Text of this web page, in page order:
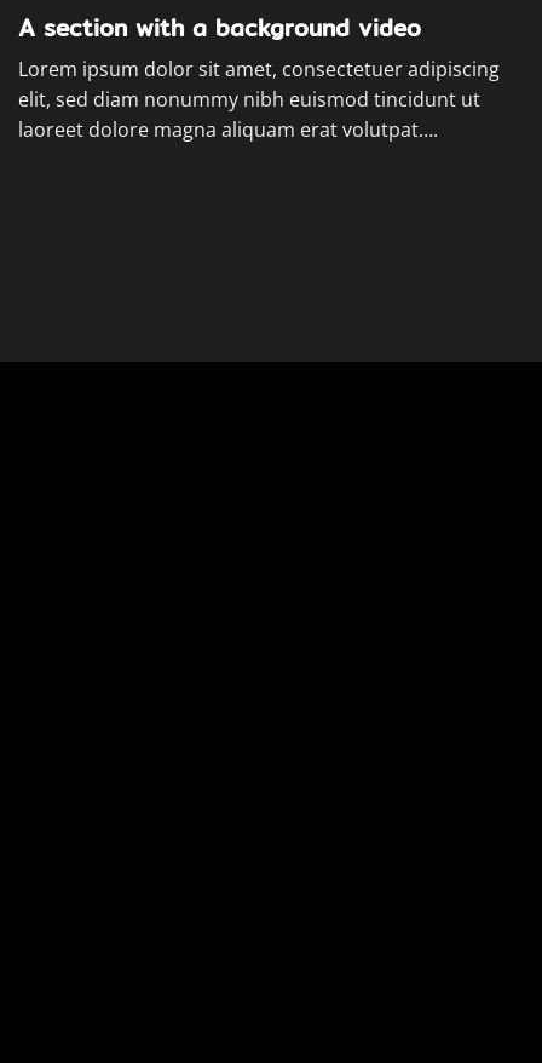
A section with a background video
Lorem ipsum dolor sit amet, consectetuer adipiscing
elit, sed diam nonummy nibh euismod tincidunt ut
laoreet dolore magna aliquam erat volutpat….